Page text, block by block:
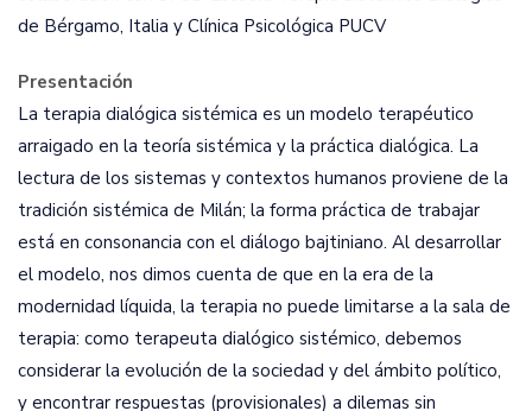
de Bérgamo, Italia y Clínica Psicológica PUCV
Presentación
La terapia dialógica sistémica es un modelo terapéutico
arraigado en la teoría sistémica y la práctica dialógica. La
lectura de los sistemas y contextos humanos proviene de la
tradición sistémica de Milán; la forma práctica de trabajar
está en consonancia con el diálogo bajtiniano. Al desarrollar
el modelo, nos dimos cuenta de que en la era de la
modernidad líquida, la terapia no puede limitarse a la sala de
terapia: como terapeuta dialógico sistémico, debemos
considerar la evolución de la sociedad y del ámbito político,
y encontrar respuestas (provisionales) a dilemas sin